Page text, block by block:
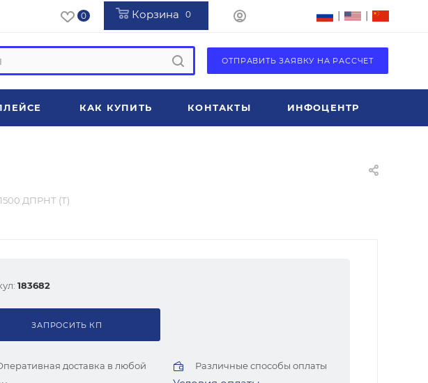
0 Корзина 0 | |
ОТПРАВИТЬ ЗАЯВКУ НА РАССЧЕТ
КАК КУПИТЬ КОНТАКТЫ ИНФОЦЕНТР
ДПРНТ (Т)
183682
ЗАПРОСИТЬ КП
доставка в любой
Различные способы оплаты